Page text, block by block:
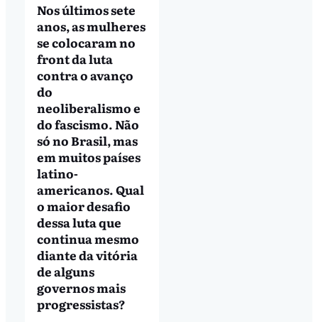
Nos últimos sete
anos, as mulheres
se colocaram no
front da luta
contra o avanço
do
neoliberalismo e
do fascismo. Não
só no Brasil, mas
em muitos países
latino-
americanos. Qual
o maior desafio
dessa luta que
continua mesmo
diante da vitória
de alguns
governos mais
progressistas?